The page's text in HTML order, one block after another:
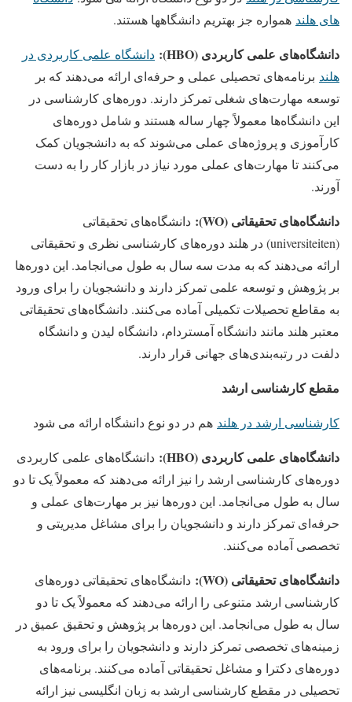
های هلند همواره جز بهتریم دانشگاهها هستند.
دانشگاه‌های علمی کاربردی (HBO):
دانشگاه‌ علمی کاربردی در
هلند برنامه‌های تحصیلی عملی و حرفه‌ای ارائه می‌دهند که بر
توسعه مهارت‌های شغلی تمرکز دارند. دوره‌های کارشناسی در
این دانشگاه‌ها معمولاً چهار ساله هستند و شامل دوره‌های
کارآموزی و پروژه‌های عملی می‌شوند که به دانشجویان کمک
می‌کنند تا مهارت‌های عملی مورد نیاز در بازار کار را به دست
آورند.
دانشگاه‌های تحقیقاتی (WO):
دانشگاه‌های تحقیقاتی
(universiteiten) در هلند دوره‌های کارشناسی نظری و تحقیقاتی
ارائه می‌دهند که به مدت سه سال به طول می‌انجامد. این دوره‌ها
بر پژوهش و توسعه علمی تمرکز دارند و دانشجویان را برای ورود
به مقاطع تحصیلات تکمیلی آماده می‌کنند. دانشگاه‌های تحقیقاتی
معتبر هلند مانند دانشگاه آمستردام، دانشگاه لیدن و دانشگاه
دلفت در رتبه‌بندی‌های جهانی قرار دارند.
مقطع کارشناسی ارشد
کارشناسی ارشد در هلند هم در دو نوع دانشگاه ارائه می شود
دانشگاه‌های علمی کاربردی (HBO):
دانشگاه‌های علمی کاربردی
دوره‌های کارشناسی ارشد را نیز ارائه می‌دهند که معمولاً یک تا دو
سال به طول می‌انجامد. این دوره‌ها نیز بر مهارت‌های عملی و
حرفه‌ای تمرکز دارند و دانشجویان را برای مشاغل مدیریتی و
تخصصی آماده می‌کنند.
دانشگاه‌های تحقیقاتی (WO):
دانشگاه‌های تحقیقاتی دوره‌های
کارشناسی ارشد متنوعی را ارائه می‌دهند که معمولاً یک تا دو
سال به طول می‌انجامد. این دوره‌ها بر پژوهش و تحقیق عمیق در
زمینه‌های تخصصی تمرکز دارند و دانشجویان را برای ورود به
دوره‌های دکترا و مشاغل تحقیقاتی آماده می‌کنند. برنامه‌های
تحصیلی در مقطع کارشناسی ارشد به زبان انگلیسی نیز ارائه